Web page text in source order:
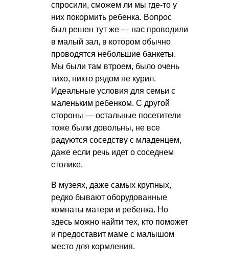
спросили, сможем ли мы где-то у
них покормить ребенка. Вопрос
был решен тут же — нас проводили
в малый зал, в котором обычно
проводятся небольшие банкеты.
Мы были там втроем, было очень
тихо, никто рядом не курил.
Идеальные условия для семьи с
маленьким ребенком. С другой
стороны — остальные посетители
тоже были довольны, не все
радуются соседству с младенцем,
даже если речь идет о соседнем
столике.
В музеях, даже самых крупных,
редко бывают оборудованные
комнаты матери и ребенка. Но
здесь можно найти тех, кто поможет
и предоставит маме с малышом
место для кормления.